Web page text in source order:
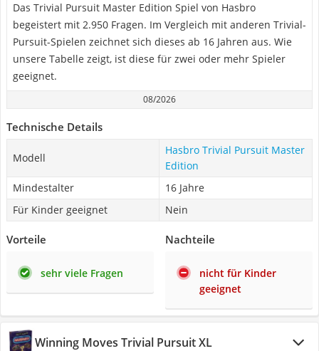
Das Trivial Pursuit Master Edition Spiel von Hasbro
begeistert mit 2.950 Fragen. Im Vergleich mit anderen Trivial-
Pursuit-Spielen zeichnet sich dieses ab 16 Jahren aus. Wie
unsere Tabelle zeigt, ist diese für zwei oder mehr Spieler
geeignet.
08/2026
Technische Details
Modell
Hasbro Trivial Pursuit Master
Edition
Mindestalter
16 Jahre
Für Kinder geeignet
Nein
Vorteile
sehr viele Fragen
Nachteile
nicht für Kinder
geeignet
Winning Moves Trivial Pursuit XL